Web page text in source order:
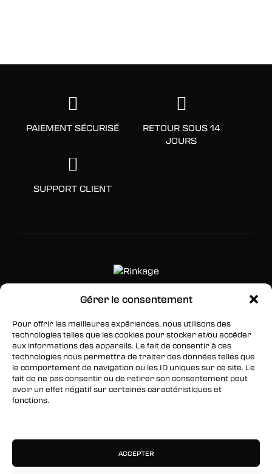
Gérer le consentement
Pour offrir les meilleures expériences, nous utilisons des
technologies telles que les cookies pour stocker et/ou accéder
aux informations des appareils. Le fait de consentir à ces
technologies nous permettra de traiter des données telles que
le comportement de navigation ou les ID uniques sur ce site. Le
fait de ne pas consentir ou de retirer son consentement peut
avoir un effet négatif sur certaines caractéristiques et
fonctions.
ACCEPTER
PAIEMENT SÉCURISÉ
RETOUR SOUS 14
JOURS
SUPPORT CLIENT
Facebook
Twitter
Instagram
Inscrivez-vous à notre newsletter pour être les
premiers à être informés des nouveaux
arrivages, des ventes, du contenu exclusif, des